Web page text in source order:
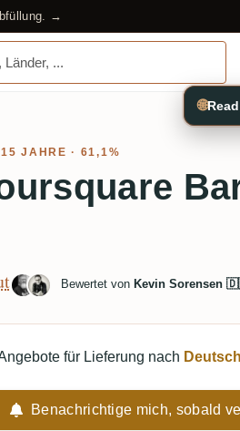
→
15 JAHRE · 61,1%
Bewertet von Kevin Sorensen
für Lieferung nach
Benachrichtige mich, sobald
🌐